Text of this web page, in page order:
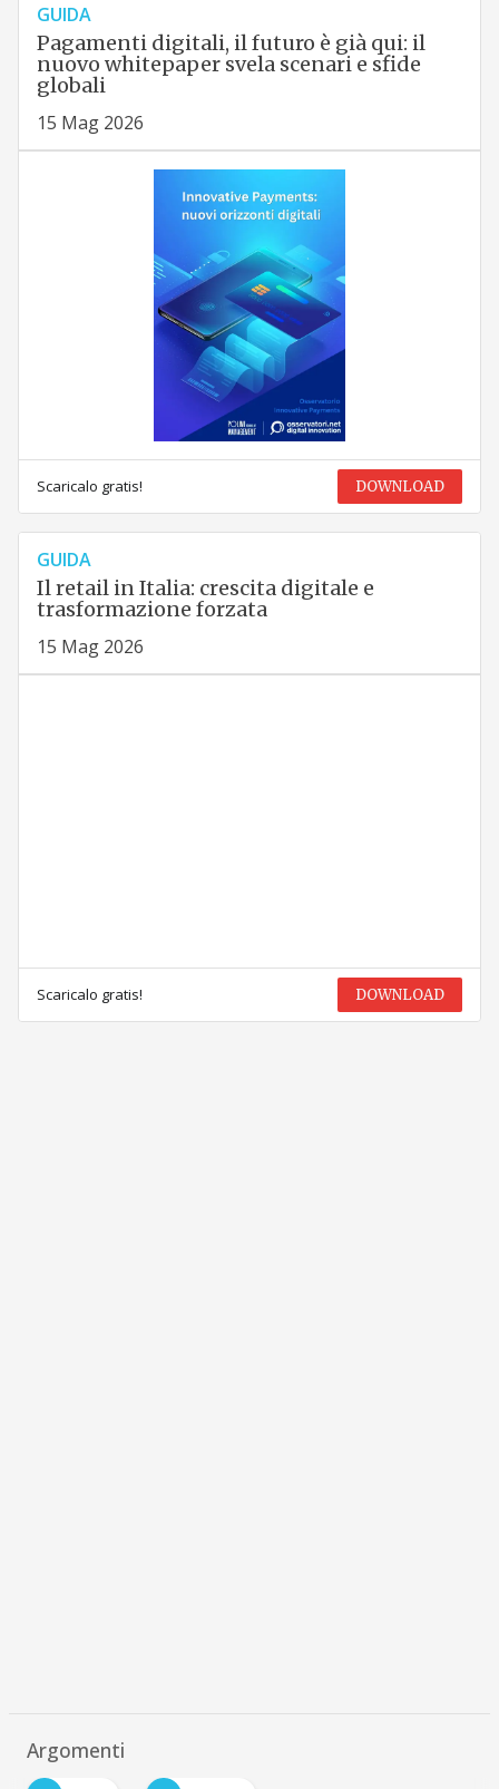
GUIDA
Pagamenti digitali, il futuro è già qui: il
nuovo whitepaper svela scenari e sfide
globali
15 Mag 2026
Scaricalo gratis! DOWNLOAD
GUIDA
Il retail in Italia: crescita digitale e
trasformazione forzata
15 Mag 2026
Scaricalo gratis! DOWNLOAD
Argomenti